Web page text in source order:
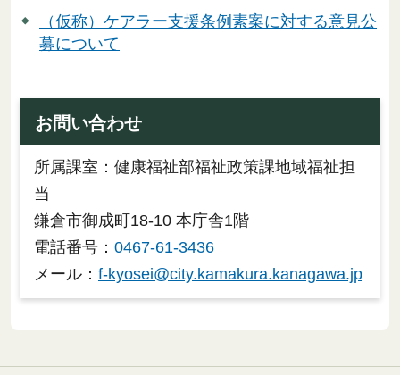
（仮称）ケアラー支援条例素案に対する意見公
募について
お問い合わせ
所属課室：健康福祉部福祉政策課地域福祉担
当
鎌倉市御成町18-10 本庁舎1階
電話番号： 0467-61-3436
メール： f-kyosei@city.kamakura.kanagawa.jp